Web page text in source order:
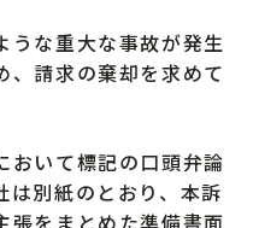
な重大な事故が発生
、請求の棄却を求めて
いて標記の口頭弁論
は別紙のとおり、本訴